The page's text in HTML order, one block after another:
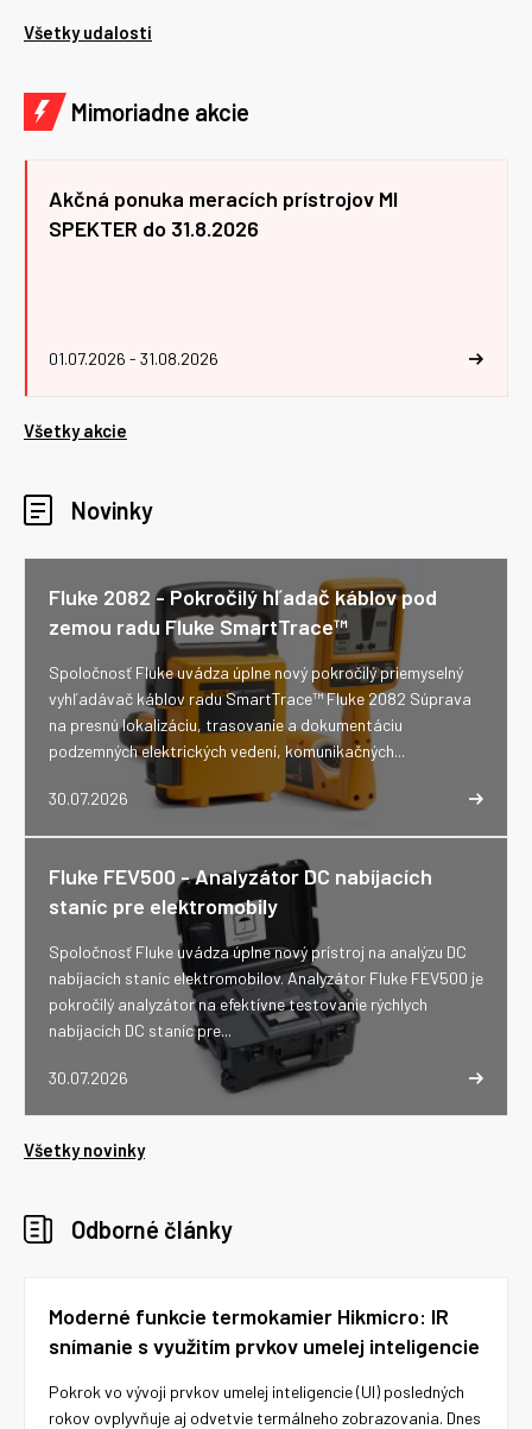
Všetky udalosti
Mimoriadne akcie
Akčná ponuka meracích prístrojov MI
SPEKTER do 31.8.2026
01.07.2026 - 31.08.2026
Všetky akcie
Novinky
Fluke 2082 - Pokročilý hľadač káblov pod
zemou radu Fluke SmartTrace™
30.07.2026
Spoločnosť Fluke uvádza úplne nový pokročilý priemyselný
vyhľadávač káblov radu SmartTrace™ Fluke 2082 Súprava
na presnú lokalizáciu, trasovanie a dokumentáciu
podzemných elektrických vedení, komunikačných...
Fluke FEV500 - Analyzátor DC nabíjacích
staníc pre elektromobily
30.07.2026
Spoločnosť Fluke uvádza úplne nový prístroj na analýzu DC
nabíjacích staníc elektromobilov. Analyzátor Fluke FEV500 je
pokročilý analyzátor na efektívne testovanie rýchlych
nabíjacích DC staníc pre...
Všetky novinky
Odborné články
Moderné funkcie termokamier Hikmicro: IR
snímanie s využitím prvkov umelej inteligencie
Pokrok vo vývoji prvkov umelej inteligencie (UI) posledných
rokov ovplyvňuje aj odvetvie termálneho zobrazovania. Dnes